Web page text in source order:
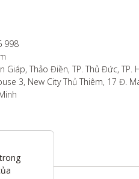
998
Giáp, Thảo Điền, TP. Thủ Đức, TP.
3, New City Thủ Thiêm, 17 Đ.